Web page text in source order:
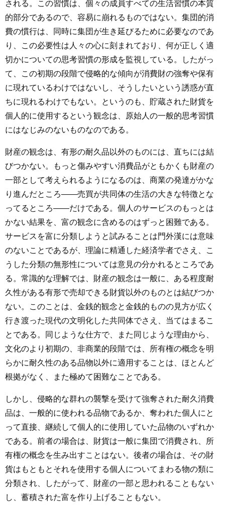
される。この習慣は、個々の成員すべての生活習慣の本質
的部分であるので、容易に崩れるものではない。集団的消
費の慣行は、同時に集団が生き延びるために必要なのであ
り、この必要性は人々の心に刻まれており、何が正しく適
切かについての思考習慣の形成を監視している。したがっ
て、この初期の段階で侵略的な傾向が消費財の強奪や保有
に現れているわけではないし、そうしたいという誘惑が直
ちに現れるわけでもない。というのも、貯蔵された財貨を
個人的に使用するという観念は、原始人の一般的思考習慣
にはなじみのないものなのである。
財産の観念は、有形の耐久品以外のものには、直ちには結
びつかない。もっと傷みやすい消費品がともかくも財産の
一部として考えられるようになるのは、商業の発達がかな
り進んだところ――売買が共同体の生活の大きな特徴とな
ってるところ――だけである。個人のサービスのもっとは
かない結果を、富の観念に含めるのはずっと困難である。
サービスを富に分類しようと試みることは門外漢には意味
のないことであるが、理論に精通した経済学者でさえ、こ
うした分類の無形性については意見の分かれるところであ
る。常識的な理解では、財産の観念は一般に、ある程度耐
久性がある有形で売却できる財貨以外のものとは結びつか
ない。このことは、金銭的観念と金銭的ものの見方が広く
行き渡った現代の文明化した共同体でさえ、当てはまるこ
とである。同じような仕方で、また同じような理由から、
文化のより初期の、非商業的段階では、所有権の概念を明
らかに耐久性のある品物以外に適用することは、ほとんど
根拠がなく、また極めて困難なことである。
しかし、侵略的な群れの襲撃を受けて強奪された耐久消費
品は、一般的に使われる品物であるか、奪われた個人にと
って直接、継続して個人的に使用していた品物のいずれか
である。前者の場合は、財貨は一般に集団で消費され、所
有権の概念を生み出すことはない。後者の場合は、その財
貨はもともとそれを使用する個人についてまわる物の類に
分類され、したがって、財産の一部と思われることもない
し、蓄積された富を作り上げることもない。